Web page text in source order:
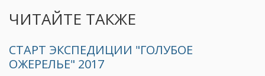
ЧИТАЙТЕ ТАКЖЕ
СТАРТ ЭКСПЕДИЦИИ "ГОЛУБОЕ
ОЖЕРЕЛЬЕ" 2017